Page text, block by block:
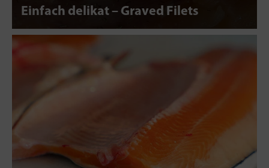
Einfach delikat – Graved Filets